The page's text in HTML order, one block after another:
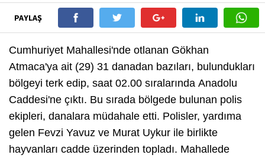
PAYLAŞ
Cumhuriyet Mahallesi'nde otlanan Gökhan
Atmaca'ya ait (29) 31 danadan bazıları, bulundukları
bölgeyi terk edip, saat 02.00 sıralarında Anadolu
Caddesi'ne çıktı. Bu sırada bölgede bulunan polis
ekipleri, danalara müdahale etti. Polisler, yardıma
gelen Fevzi Yavuz ve Murat Uykur ile birlikte
hayvanları cadde üzerinden topladı. Mahallede